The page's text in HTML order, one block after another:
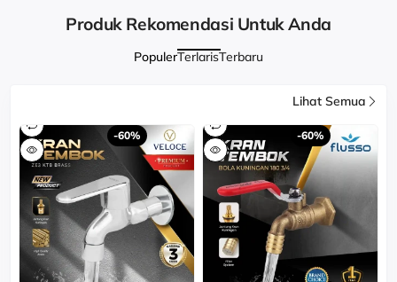
Produk Rekomendasi Untuk Anda
PopulerTerlarisTerbaru
Lihat Semua
-60% -60%